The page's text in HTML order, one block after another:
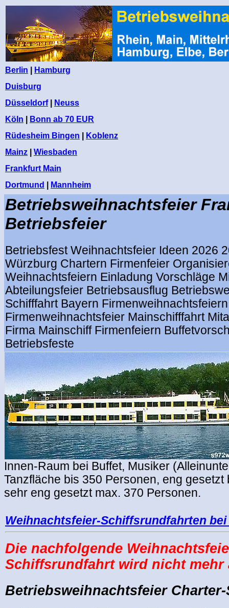
Berlin
Hamburg
Duisburg
Düsseldorf|
Neuss
Köln
Bonn ab 70 EUR
Rüdesheim Bingen
Koblenz
Mainz
Wiesbaden
Frankfurt Main
Dortmund
Mannheim
Betriebsweihnachtsfeier
Betriebsfeier
Betriebsfest Weihnachtsfeier Ideen 2026
Würzburg Chartern Firmenfeier
Weihnachtsfeiern Einladung Vorschläge
Abteilungsfeier Betriebsausflug
Schifffahrt Bayern
Firmenweihnachtsfeier Mainschifffahrt
Firma Mainschiff Firmenfeiern
Betriebsfeste
Innen-Raum bei Buffet, Musiker
Tanzfläche bis 350 Personen, eng gesetzt
sehr eng gesetzt max. 370 Personen.
Weihnachtsfeier-Schiffsrundfahrten
Die nachfolgende
Schiffsrundfahrt wird nicht mehr
Betriebsweihnachtsfeier